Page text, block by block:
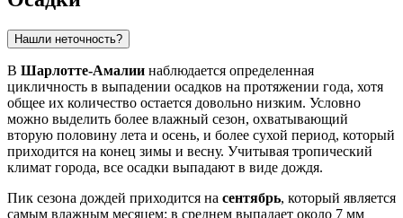
Нашли неточность?
В Шарлотте-Амалии наблюдается определенная
цикличность в выпадении осадков на протяжении года, хотя
общее их количество остается довольно низким. Условно
можно выделить более влажный сезон, охватывающий
вторую половину лета и осень, и более сухой период, который
приходится на конец зимы и весну. Учитывая тропический
климат города, все осадки выпадают в виде дождя.
Пик сезона дождей приходится на сентябрь, который является
самым влажным месяцем: в среднем выпадает около 7 мм